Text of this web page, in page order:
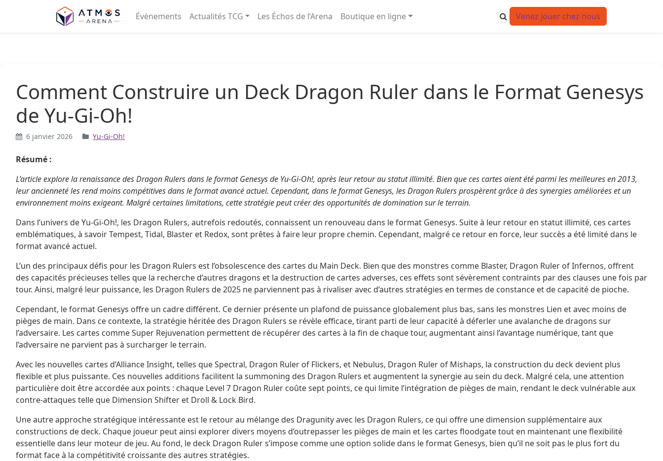
Évènements
Actualités TCG Les Échos de l’Arena Boutique en ligne Venez jouer chez nous
Comment Construire un Deck Dragon Ruler dans le Format Genesys
de Yu-Gi-Oh!
6 janvier 2026 Yu-Gi-Oh!
Résumé :
L’article explore la renaissance des Dragon Rulers dans le format Genesys de Yu-Gi-Oh!, après leur retour au statut illimité. Bien que ces cartes aient été parmi les meilleures en 2013,
leur ancienneté les rend moins compétitives dans le format avancé actuel. Cependant, dans le format Genesys, les Dragon Rulers prospèrent grâce à des synergies améliorées et un
environnement moins exigeant. Malgré certaines limitations, cette stratégie peut créer des opportunités de domination sur le terrain.
Dans l’univers de Yu-Gi-Oh!, les Dragon Rulers, autrefois redoutés, connaissent un renouveau dans le format Genesys. Suite à leur retour en statut illimité, ces cartes
emblématiques, à savoir Tempest, Tidal, Blaster et Redox, sont prêtes à faire leur propre chemin. Cependant, malgré ce retour en force, leur succès a été limité dans le
format avancé actuel.
L’un des principaux défis pour les Dragon Rulers est l’obsolescence des cartes du Main Deck. Bien que des monstres comme Blaster, Dragon Ruler of Infernos, offrent
des capacités précieuses telles que la recherche d’autres dragons et la destruction de cartes adverses, ces effets sont sévèrement contraints par des clauses une fois par
tour. Ainsi, malgré leur puissance, les Dragon Rulers de 2025 ne parviennent pas à rivaliser avec d’autres stratégies en termes de constance et de capacité de pioche.
Cependant, le format Genesys offre un cadre différent. Ce dernier présente un plafond de puissance globalement plus bas, sans les monstres Lien et avec moins de
pièges de main. Dans ce contexte, la stratégie héritée des Dragon Rulers se révèle efficace, tirant parti de leur capacité à déferler une avalanche de dragons sur
l’adversaire. Les cartes comme Super Rejuvenation permettent de récupérer des cartes à la fin de chaque tour, augmentant ainsi l’avantage numérique, tant que
l’adversaire ne parvient pas à surcharger le terrain.
Avec les nouvelles cartes d’Alliance Insight, telles que Spectral, Dragon Ruler of Flickers, et Nebulus, Dragon Ruler of Mishaps, la construction du deck devient plus
flexible et plus puissante. Ces nouvelles additions facilitent la summoning des Dragon Rulers et augmentent la synergie au sein du deck. Malgré cela, une attention
particulière doit être accordée aux points : chaque Level 7 Dragon Ruler coûte sept points, ce qui limite l’intégration de pièges de main, rendant le deck vulnérable aux
contre-attaques telle que Dimension Shifter et Droll & Lock Bird.
Une autre approche stratégique intéressante est le retour au mélange des Dragunity avec les Dragon Rulers, ce qui offre une dimension supplémentaire aux
constructions de deck. Chaque joueur peut ainsi explorer divers moyens d’outrepasser les pièges de main et les cartes floodgate tout en maintenant une flexibilité
essentielle dans leur moteur de jeu. Au fond, le deck Dragon Ruler s’impose comme une option solide dans le format Genesys, bien qu’il ne soit pas le plus fort du
format face à la compétitivité croissante des autres stratégies.